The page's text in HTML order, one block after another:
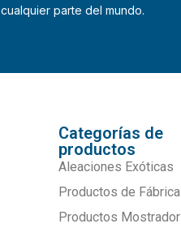
cualquier parte del mundo.
Categorías de
productos
Aleaciones Exóticas
Productos de Fábrica
Productos Mostrador